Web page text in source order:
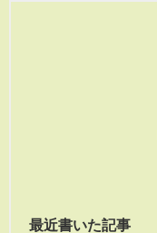
最近書いた記事